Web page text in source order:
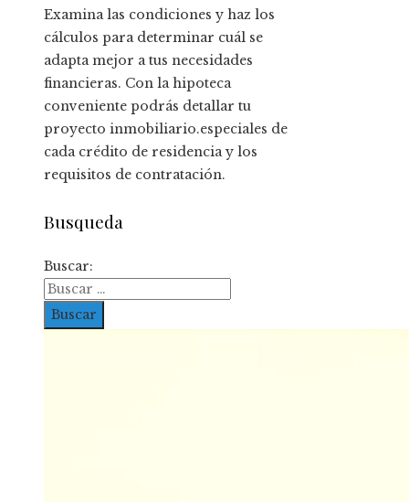
Examina las condiciones y haz los
cálculos para determinar cuál se
adapta mejor a tus necesidades
financieras. Con la hipoteca
conveniente podrás detallar tu
proyecto inmobiliario.especiales de
cada crédito de residencia y los
requisitos de contratación.
Busqueda
Buscar: